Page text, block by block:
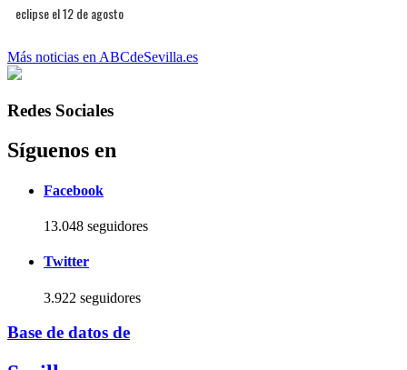
eclipse el 12 de agosto
Más noticias en ABCdeSevilla.es
Redes Sociales
Síguenos en
Facebook
13.048 seguidores
Twitter
3.922 seguidores
Base de datos de